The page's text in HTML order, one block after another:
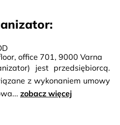
office 701, 9000 Varna
jest przedsiębiorcą.
z wykonaniem umowy
zobacz więcej